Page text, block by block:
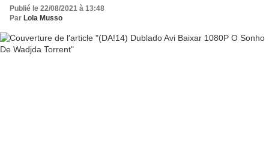
Publié le 22/08/2021 à 13:48
Par Lola Musso